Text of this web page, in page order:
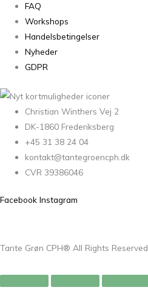
FAQ
Workshops
Handelsbetingelser
Nyheder
GDPR
Christian Winthers Vej 2
DK-1860 Frederiksberg
+45 31 38 24 04
kontakt@tantegroencph.dk
CVR 39386046
Facebook Instagram
Tante Grøn CPH® All Rights Reserved